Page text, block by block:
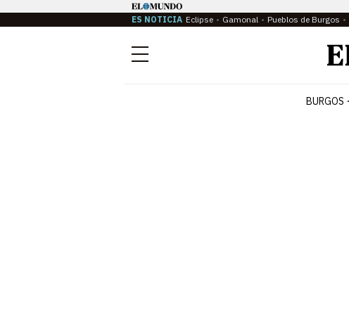
ES NOTICIA Eclipse Gamonal Pueblos de Burgos
Menú
BURGOS